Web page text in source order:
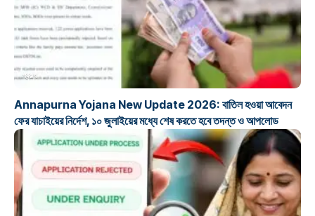
প্রকল্প
Annapurna Yojana New Update 2026: বাতিল হওয়া আবেদন
ফের যাচাইয়ের নির্দেশ, ১০ জুলাইয়ের মধ্যে শেষ করতে হবে তদন্ত ও আপলোড